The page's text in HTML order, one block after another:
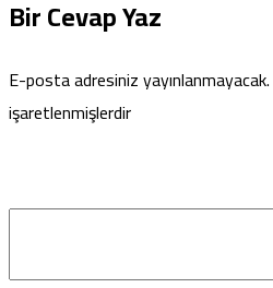
Bir Cevap Yaz
E-posta adresiniz yayınlanmayacak.
işaretlenmişlerdir